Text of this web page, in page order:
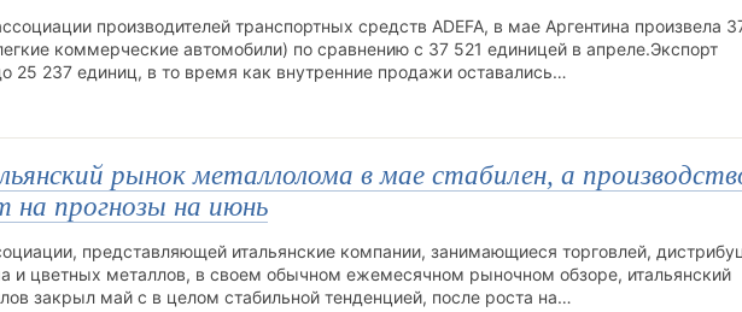
производителей транспортных средств ADEFA, в мае Аргентина произвела
коммерческие автомобили) по сравнению с 37 521 единицей в апреле.Экспорт
25 237 единиц, в то время как внутренние продажи оставались…
рынок металлолома в мае стабилен, а
на прогнозы на июнь
представляющей итальянские компании, занимающиеся торговлей,
и цветных металлов, в своем обычном ежемесячном рыночном обзоре, итальянский
закрыл май с в целом стабильной тенденцией, после роста на…